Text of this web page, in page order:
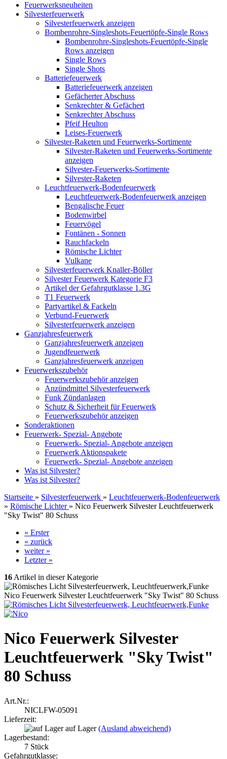
Feuerwerksneuheiten
Silvesterfeuerwerk
Silvesterfeuerwerk anzeigen
Bombenrohre-Singleshots-Feuertöpfe-Single Rows
Bombenrohre-Singleshots-Feuertöpfe-Single
Rows anzeigen
Single Rows
Single Shots
Batteriefeuerwerk
Batteriefeuerwerk anzeigen
Gefächerter Abschuss
Senkrechter & Gefächert
Senkrechter Abschuss
Pfeif Heulton
Leises-Feuerwerk
Silvester-Raketen und Feuerwerks-Sortimente
Silvester-Raketen und Feuerwerks-Sortimente
anzeigen
Silvester-Feuerwerks-Sortimente
Silvester-Raketen
Leuchtfeuerwerk-Bodenfeuerwerk
Leuchtfeuerwerk-Bodenfeuerwerk anzeigen
Bengalische Feuer
Bodenwirbel
Feuervögel
Fontänen - Sonnen
Rauchfackeln
Römische Lichter
Vulkane
Silvesterfeuerwerk Knaller-Böller
Silvester Feuerwerk Kategorie F3
Artikel der Gefahrgutklasse 1.3G
T1 Feuerwerk
Partyartikel & Fackeln
Verbund-Feuerwerk
Silvesterfeuerwerk anzeigen
Ganzjahresfeuerwerk
Ganzjahresfeuerwerk anzeigen
Jugendfeuerwerk
Ganzjahresfeuerwerk anzeigen
Feuerwerkszubehör
Feuerwerkszubehör anzeigen
Anzündmittel Silvesterfeuerwerk
Funk Zündanlagen
Schutz & Sicherheit für Feuerwerk
Feuerwerkszubehör anzeigen
Sonderaktionen
Feuerwerk- Spezial- Angebote
Feuerwerk- Spezial- Angebote anzeigen
Feuerwerk Aktionspakete
Feuerwerk- Spezial- Angebote anzeigen
Was ist Silvester?
Was ist Silvester?
Startseite » Silvesterfeuerwerk » Leuchtfeuerwerk-Bodenfeuerwerk
» Römische Lichter » Nico Feuerwerk Silvester Leuchtfeuerwerk
"Sky Twist" 80 Schuss
« Erster
« zurück
weiter »
Letzter »
16 Artikel in dieser Kategorie
Nico Feuerwerk Silvester Leuchtfeuerwerk "Sky Twist" 80 Schuss
Nico Feuerwerk Silvester
Leuchtfeuerwerk "Sky Twist"
80 Schuss
Art.Nr.:
NICLFW-05091
Lieferzeit:
auf Lager(Ausland abweichend)
Lagerbestand:
7 Stück
Gefahrgutklasse: